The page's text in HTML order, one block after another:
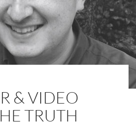
& VIDEO
TRUTH